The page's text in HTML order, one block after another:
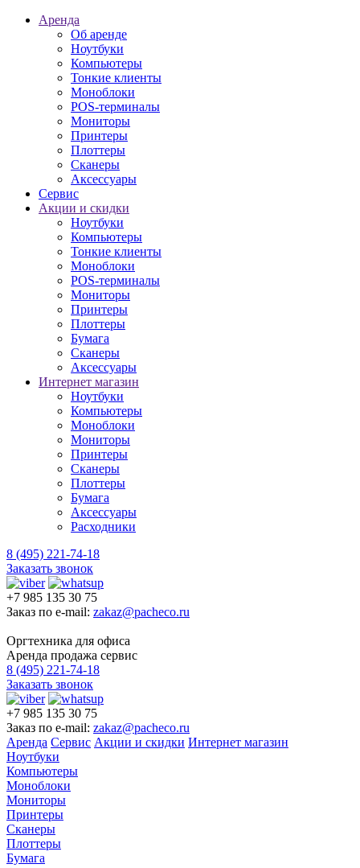
Аренда
Об аренде
Ноутбуки
Компьютеры
Тонкие клиенты
Моноблоки
POS-терминалы
Мониторы
Принтеры
Плоттеры
Сканеры
Аксессуары
Сервис
Акции и скидки
Ноутбуки
Компьютеры
Тонкие клиенты
Моноблоки
POS-терминалы
Мониторы
Принтеры
Плоттеры
Бумага
Сканеры
Аксессуары
Интернет магазин
Ноутбуки
Компьютеры
Моноблоки
Мониторы
Принтеры
Сканеры
Плоттеры
Бумага
Аксессуары
Расходники
8 (495) 221-74-18
Заказать звонок
+7 985 135 30 75
Заказ по e-mail: zakaz@pacheco.ru
Оргтехника для офиса
Аренда продажа сервис
8 (495) 221-74-18
Заказать звонок
+7 985 135 30 75
Заказ по e-mail: zakaz@pacheco.ru
Аренда Сервис Акции и скидки Интернет магазин
Ноутбуки
Компьютеры
Моноблоки
Мониторы
Принтеры
Сканеры
Плоттеры
Бумага